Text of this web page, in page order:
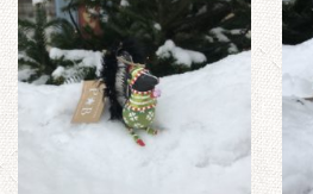
récent
au
plus
ancien